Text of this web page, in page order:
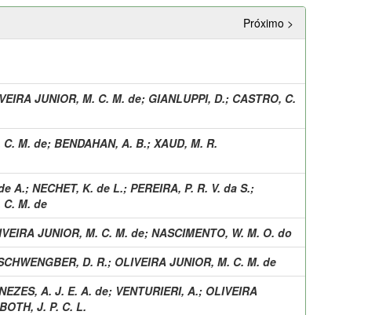
Próximo >
JUNIOR, M. C. M. de; GIANLUPPI, D.; CASTRO, C.
C. M. de; BENDAHAN, A. B.; XAUD, M. R.
A.; NECHET, K. de L.; PEREIRA, P. R. V. da S.;
C. M. de
JUNIOR, M. C. M. de; NASCIMENTO, W. M. O. do
D. R.; OLIVEIRA JUNIOR, M. C. M. de
A. J. E. A. de; VENTURIERI, A.; OLIVEIRA
BOTH, J. P. C. L.